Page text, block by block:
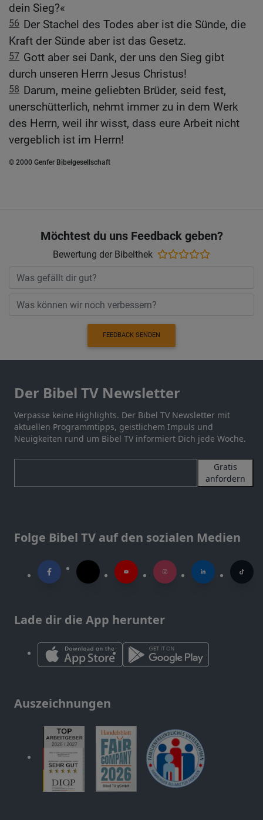
dein Sieg?«
56 Der Stachel des Todes aber ist die Sünde, die
Kraft der Sünde aber ist das Gesetz.
57 Gott aber sei Dank, der uns den Sieg gibt
durch unseren Herrn Jesus Christus!
58 Darum, meine geliebten Brüder, seid fest,
unerschütterlich, nehmt immer zu in dem Werk
des Herrn, weil ihr wisst, dass eure Arbeit nicht
vergeblich ist im Herrn!
© 2000 Genfer Bibelgesellschaft
Möchtest du uns Feedback geben?
Bewertung der Bibelthek
FEEDBACK SENDEN
Der Bibel TV Newsletter
Verpasse keine Highlights. Der Bibel TV Newsletter mit
aktuellen Programmtipps, geistlichem Impuls und
Neuigkeiten rund um Bibel TV informiert Dich jede Woche.
Gratis
anfordern
Folge Bibel TV auf den sozialen Medien
Lade dir die App herunter
Auszeichnungen